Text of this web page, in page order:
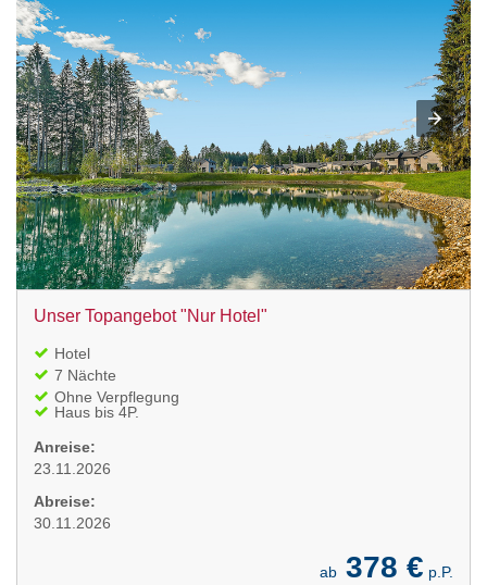
Unser Topangebot "Nur Hotel"
Hotel
7 Nächte
Ohne Verpflegung
Haus bis 4P.
Anreise:
23.11.2026
Abreise:
30.11.2026
ab 378 € p.P.